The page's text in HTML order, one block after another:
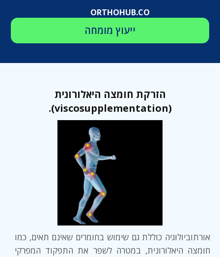
ORTHOHUB.CO
ייעוץ מומחה
הזרקת חומצה היאלורונית
(viscosupplementation).
אורתוביולוגיה כוללת גם שימוש בחומרים שאינם תאים, כמו
חומצה היאלורונית, במטרה לשפר את התפקוד המפרקי